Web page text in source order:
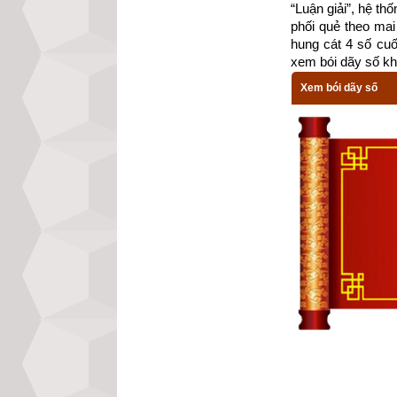
Theo bảng tra
cung Khảm
Chấn (số 3),
Tránh chọn
(số 8) và các
Xem chi tiết
“Luận giải”, hệ
phối quẻ theo
hung cát 4 số
xem bói dãy số
Xem bói dãy số